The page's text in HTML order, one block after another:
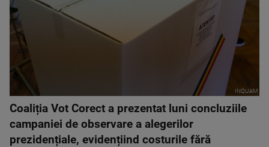
INQUAM
Coaliția Vot Corect a prezentat luni concluziile
campaniei de observare a alegerilor
prezidențiale, evidențiind costurile fără